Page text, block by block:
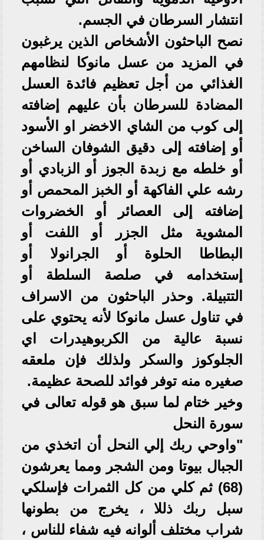
انتشار السرطان في الجسم.
نصح الباحثون الأشخاص الذين يرغبون
في المزيد من عسل مانوكا لنظامهم
الغذائي من أجل تعظيم فائدة العسل
المضادة للسرطان بأن عليهم إضافته
إلى كوب من الشاي الاخضر او الأسود
أو إضافته إلى دقيق الشوفان الساخن
أو خلطه مع زبدة الجوز أو الزبادي أو
رشه علي الفاكهة أو الخبز المحمص أو
إضافته إلى العصائر أو الخضروات
المشوية مثل الجزر أو اللفت أو
البطاطا الحلوة أو الجرانولا أو
إستخدامه في صلصة السلطة أو
التتبيلة. وحذر الباحثون من الاسراف
في تناول عسل مانوكا لأنه يحتوي على
نسبة عالية من الكربوهيدرات اي
الجلوكوز والسكر ولذلك فإن ملعقه
صغيره منه توفر فوائد للصحة عظيمة.
وخير ختام لما سبق هو قوله تعالى في
سورة النحل
"واوحي ربك إلي النحل أن اتخذي من
الجبال بيوتا ومن الشجر ومما يعرشون
(68) ثم كلي من كل الثمرات فإسلكي
سبل ربك ذللا ، يخرج من بطونها
شراب مختلف ألوانه فيه شفاء للناس ،